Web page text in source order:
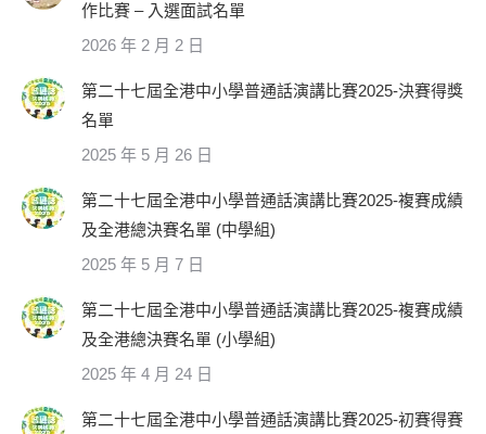
作比賽 – 入選面試名單
2026 年 2 月 2 日
第二十七屆全港中小學普通話演講比賽2025-決賽得獎
名單
2025 年 5 月 26 日
第二十七屆全港中小學普通話演講比賽2025-複賽成績
及全港總決賽名單 (中學組)
2025 年 5 月 7 日
第二十七屆全港中小學普通話演講比賽2025-複賽成績
及全港總決賽名單 (小學組)
2025 年 4 月 24 日
第二十七屆全港中小學普通話演講比賽2025-初賽得賽